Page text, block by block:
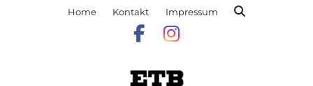
Home Kontakt Impressum